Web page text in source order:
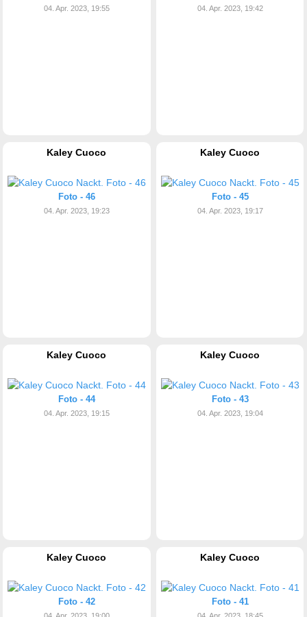
04. Apr. 2023, 19:55 04. Apr. 2023, 19:42
Kaley Cuoco
Foto - 46
04. Apr. 2023, 19:23
Kaley Cuoco
Foto - 45
04. Apr. 2023, 19:17
Kaley Cuoco
Foto - 44
04. Apr. 2023, 19:15
Kaley Cuoco
Foto - 43
04. Apr. 2023, 19:04
Kaley Cuoco
Foto - 42
Kaley Cuoco
Foto - 41